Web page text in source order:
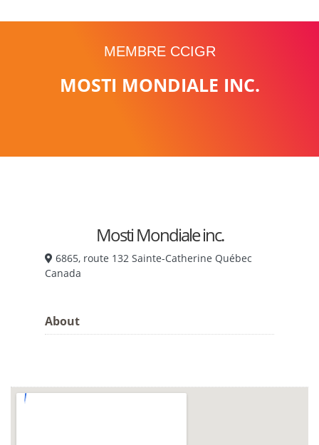
MEMBRE CCIGR
MOSTI MONDIALE INC.
Mosti Mondiale inc.
6865, route 132 Sainte-Catherine Québec
Canada
About